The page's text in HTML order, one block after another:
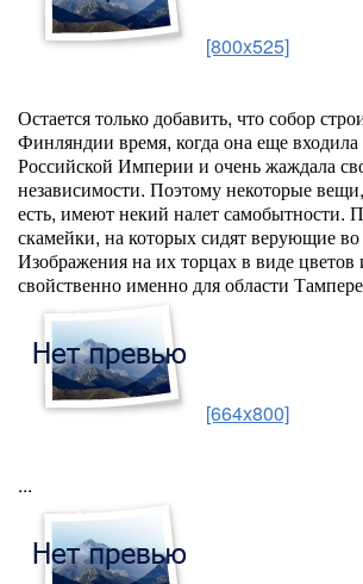
[800x525]
Остается только добавить, что собор
Финляндии время, когда она еще входила
Российской Империи и очень жаждала
независимости. Поэтому некоторые
есть, имеют некий налет самобытности.
скамейки, на которых сидят верующие
Изображения на их торцах в виде цветов
свойственно именно для области
[664x800]
...